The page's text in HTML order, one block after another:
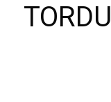
TORDU